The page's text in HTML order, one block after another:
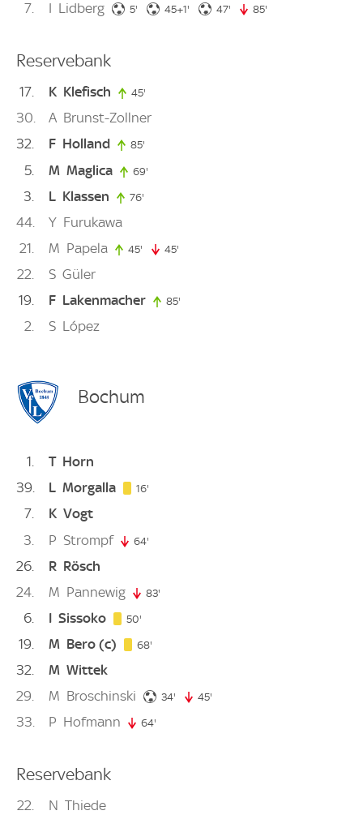
7 I Lidberg 5' 5. minute
45+1' 46. minute
47' 47. minute
85'
Reservebank
17 K Klefisch 45'
30 A Brunst-Zollner
32
F Holland 85'
5 M Maglica 69'
3 L Klassen 76'
44 Y Furukawa
21
M Papela 45' 45. minute
45'
22 S Güler
19
F Lakenmacher 85'
2 S López
Bochum
1 T Horn
39
L Morgalla 16'
7 K Vogt
3
P Strompf 64'
26 R Rösch
24
M Pannewig 83'
6 I Sissoko 50'
19 M Bero (c) 68'
32 M Wittek
29
M Broschinski 34' 34. minute
45'
33 P Hofmann 64'
Reservebank
22 N Thiede